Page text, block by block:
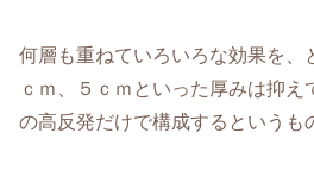
何層も重ねていろいろな効果を、
ｃｍ、５ｃｍといった厚みは抑え
の高反発だけで構成するというも